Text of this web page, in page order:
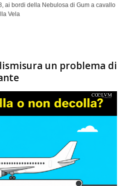
ai bordi della Nebulosa di Gum a cavallo
Vela
un problema di